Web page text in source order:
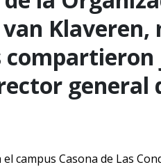
Klaveren,
general
el campus Casona de Las